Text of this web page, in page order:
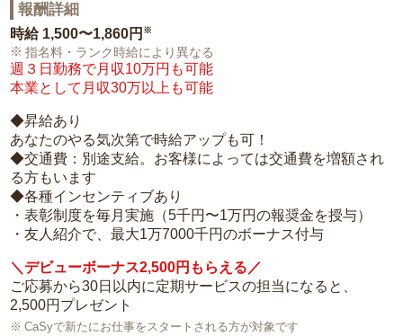
報酬詳細
時給 1,500〜1,860円 ※
指名料・ランク時給により異なる
週３日勤務で月収10万円も可能
本業として月収30万以上も可能
◆昇給あり
あなたのやる気次第で時給アップも可！
◆交通費：別途支給。お客様によっては交通費を増額され
る方もいます
◆各種インセンティブあり
・表彰制度を毎月実施（5千円〜1万円の報奨金を授与）
・友人紹介で、最大1万7000千円のボーナス付与
＼デビューボーナス2,500円もらえる／
ご応募から30日以内に定期サービスの担当になると、
2,500円プレゼント
CaSyで新たにお仕事をスタートされる方が対象です